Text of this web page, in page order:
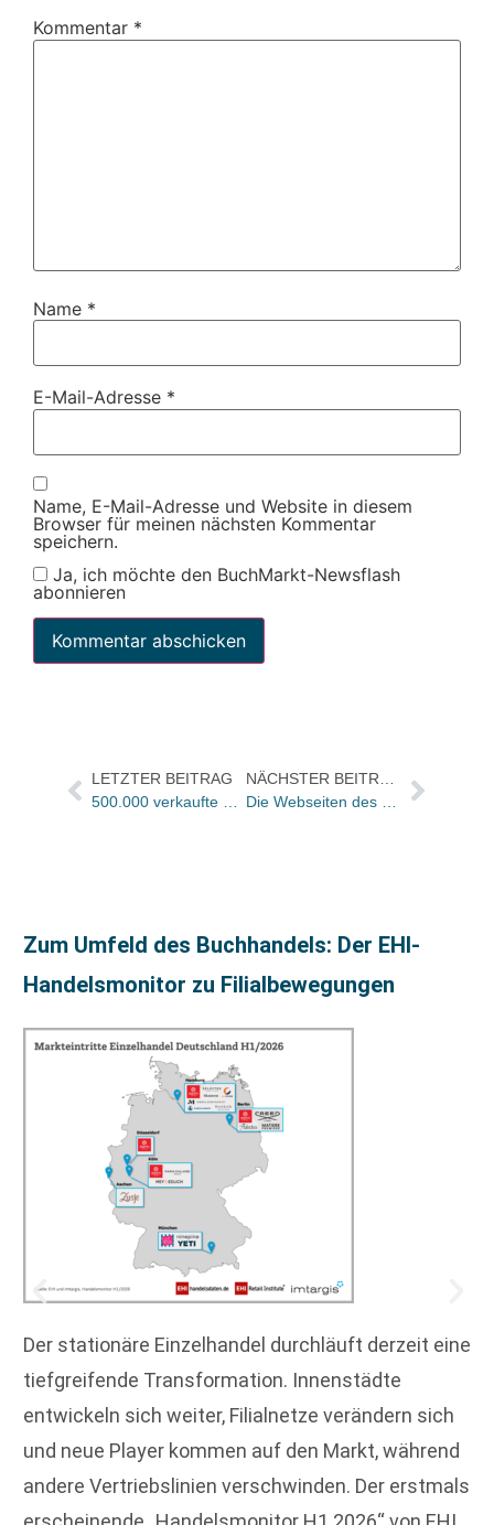
Kommentar *
Name *
E-Mail-Adresse *
Name, E-Mail-Adresse und Website in diesem
Browser für meinen nächsten Kommentar
speichern.
Ja, ich möchte den BuchMarkt-Newsflash
abonnieren
LETZTER BEITRAG
Zum Umfeld des Buchhandels: Der EHI-
Handelsmonitor zu Filialbewegungen
Der stationäre Einzelhandel durchläuft derzeit eine
tiefgreifende Transformation. Innenstädte
entwickeln sich weiter, Filialnetze verändern sich
und neue Player kommen auf den Markt, während
andere Vertriebslinien verschwinden. Der erstmals